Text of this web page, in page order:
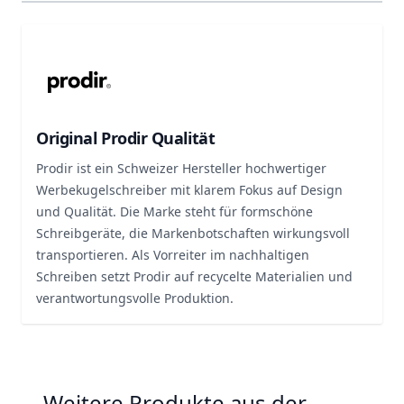
Original Prodir Qualität
Prodir ist ein Schweizer Hersteller hochwertiger
Werbekugelschreiber mit klarem Fokus auf Design
und Qualität. Die Marke steht für formschöne
Schreibgeräte, die Markenbotschaften wirkungsvoll
transportieren. Als Vorreiter im nachhaltigen
Schreiben setzt Prodir auf recycelte Materialien und
verantwortungsvolle Produktion.